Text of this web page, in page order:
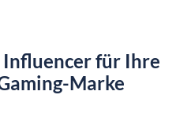
für Ihre
Marke